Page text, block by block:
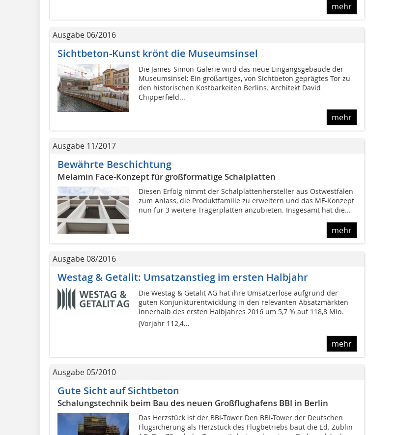
mehr
Ausgabe 06/2016
Sichtbeton-Kunst krönt die Museumsinsel
Die James-Simon-Galerie wird das neue Eingangsgebäude der
Museumsinsel: Ein großartiges, von Sichtbeton geprägtes Tor zu
den historischen Kostbarkeiten Berlins. Architekt David
Chipperfield...
mehr
Ausgabe 11/2017
Bewährte Beschichtung
Melamin Face-Konzept für großformatige Schalplatten
Diesen Erfolg nimmt der Schalplattenhersteller aus Ostwestfalen
zum Anlass, die Produktfamilie zu erweitern und das MF-Konzept
nun für 3 weitere Trägerplatten anzubieten. Insgesamt hat die...
mehr
Ausgabe 08/2016
Westag & Getalit: Umsatzanstieg im ersten Halbjahr
Die Westag & Getalit AG hat ihre Umsatzerlöse aufgrund der
guten Konjunkturentwicklung in den relevanten Absatzmärkten
innerhalb des ersten Halbjahres 2016 um 5,7 % auf 118,8 Mio. 
(Vorjahr 112,4...
mehr
Ausgabe 05/2010
Gute Sicht auf Sichtbeton
Schalungstechnik beim Bau des neuen Großflughafens BBI in Berlin
Das Herzstück ist der BBI-Tower Den BBI-Tower der Deutschen
Flugsicherung als Herzstück des Flugbetriebs baut die Ed. Züblin